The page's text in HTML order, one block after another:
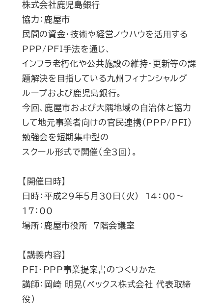
株式会社鹿児島銀行
協力：鹿屋市
民間の資金・技術や経営ノウハウを活用する
PPP/PFI手法を通じ、
インフラ老朽化や公共施設の維持・更新等の課
題解決を目指している九州フィナンシャルグ
ループおよび鹿児島銀行。
今回、鹿屋市および大隅地域の自治体と協力
して地元事業者向けの官民連携（PPP/PFI）
勉強会を短期集中型の
スクール形式で開催（全３回）。
【開催日時】
日時：平成２９年５月３０日（火） 14：00～
17：00
場所：鹿屋市役所 7階会議室
【講義内容】
PFI・PPP事業提案書のつくりかた
講師：岡崎 明晃（ベックス株式会社 代表取締
役）